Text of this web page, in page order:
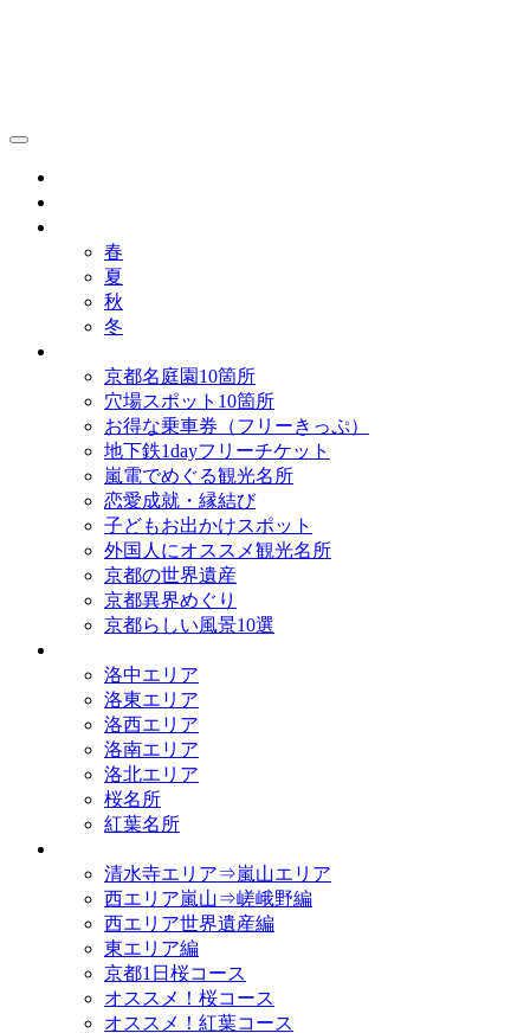
春
夏
秋
冬
京都名庭園10箇所
穴場スポット10箇所
お得な乗車券（フリーきっぷ）
地下鉄1dayフリーチケット
嵐電でめぐる観光名所
恋愛成就・縁結び
子どもお出かけスポット
外国人にオススメ観光名所
京都の世界遺産
京都異界めぐり
京都らしい風景10選
洛中エリア
洛東エリア
洛西エリア
洛南エリア
洛北エリア
桜名所
紅葉名所
清水寺エリア⇒嵐山エリア
西エリア嵐山⇒嵯峨野編
西エリア世界遺産編
東エリア編
京都1日桜コース
オススメ！桜コース
オススメ！紅葉コース